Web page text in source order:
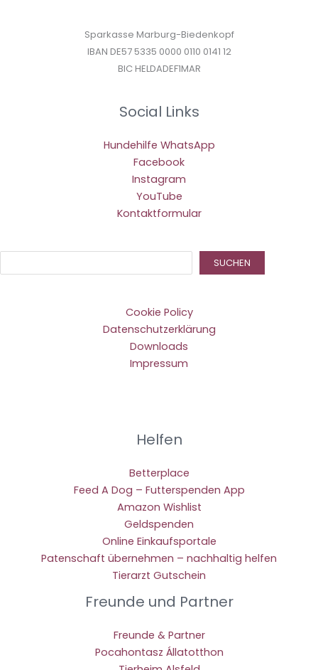
Sparkasse Marburg-Biedenkopf
IBAN DE57 5335 0000 0110 0141 12
BIC HELDADEF1MAR
Social Links
Hundehilfe WhatsApp
Facebook
Instagram
YouTube
Kontaktformular
SUCHEN
Cookie Policy
Datenschutzerklärung
Downloads
Impressum
Helfen
Betterplace
Feed A Dog – Futterspenden App
Amazon Wishlist
Geldspenden
Online Einkaufsportale
Patenschaft übernehmen – nachhaltig helfen
Tierarzt Gutschein
Freunde und Partner
Freunde & Partner
Pocahontasz Állatotthon